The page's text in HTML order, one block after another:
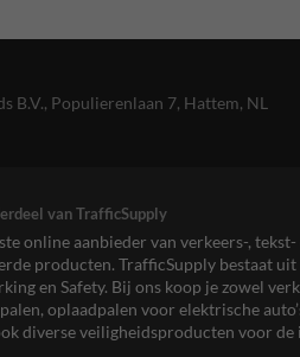
B.V., Populierenlaan 7, Hattem, NL
van TrafficSupply
online aanbieder van verkeers-,
producten. TrafficSupply bestaat
en Safety. Bij ons koop je zowel
oplaadpalen voor elektrische
diverse veiligheidsproducten voor